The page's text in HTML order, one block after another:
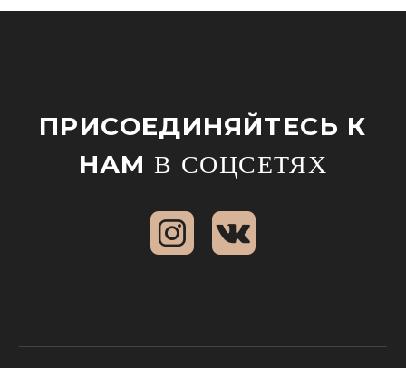
ПРИСОЕДИНЯЙТЕСЬ К
НАМ В СОЦСЕТЯХ